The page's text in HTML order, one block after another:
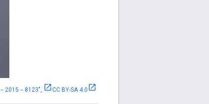
2015 -- 8123", CC BY-SA 4.0